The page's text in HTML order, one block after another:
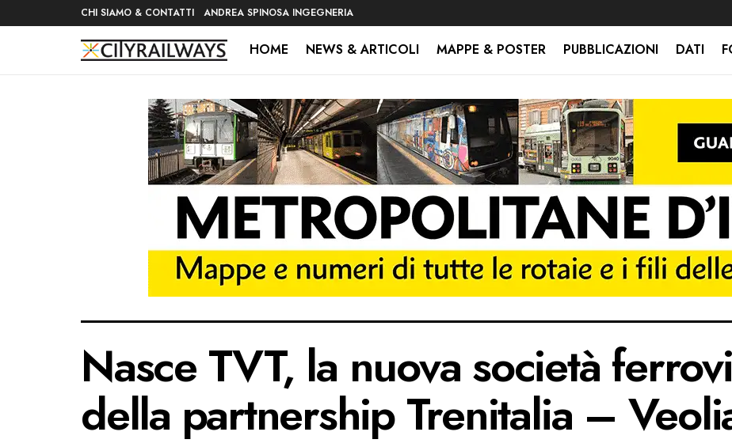
CHI SIAMO & CONTATTI ANDREA SPINOSA INGEGNERIA
HOME NEWS & ARTICOLI MAPPE & POSTER PUBBLICAZIONI DATI
Nasce TVT, la nuova società
della partnership Trenitalia –